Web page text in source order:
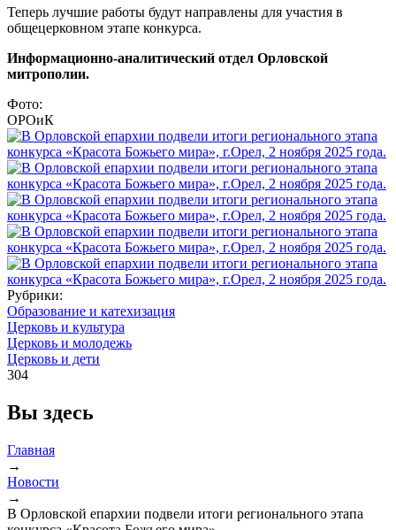
Теперь лучшие работы будут направлены для участия в
общецерковном этапе конкурса.
Информационно-аналитический отдел Орловской
митрополии.
Фото:
ОРОиК
Рубрики:
Образование и катехизация
Церковь и культура
Церковь и молодежь
Церковь и дети
304
Вы здесь
Главная
→
Новости
→
В Орловской епархии подвели итоги регионального этапа